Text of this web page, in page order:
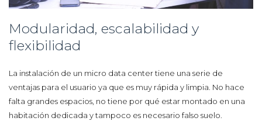
Modularidad, escalabilidad y
flexibilidad
La instalación de un micro data center tiene una serie de
ventajas para el usuario ya que es muy rápida y limpia. No hace
falta grandes espacios, no tiene por qué estar montado en una
habitación dedicada y tampoco es necesario falso suelo.